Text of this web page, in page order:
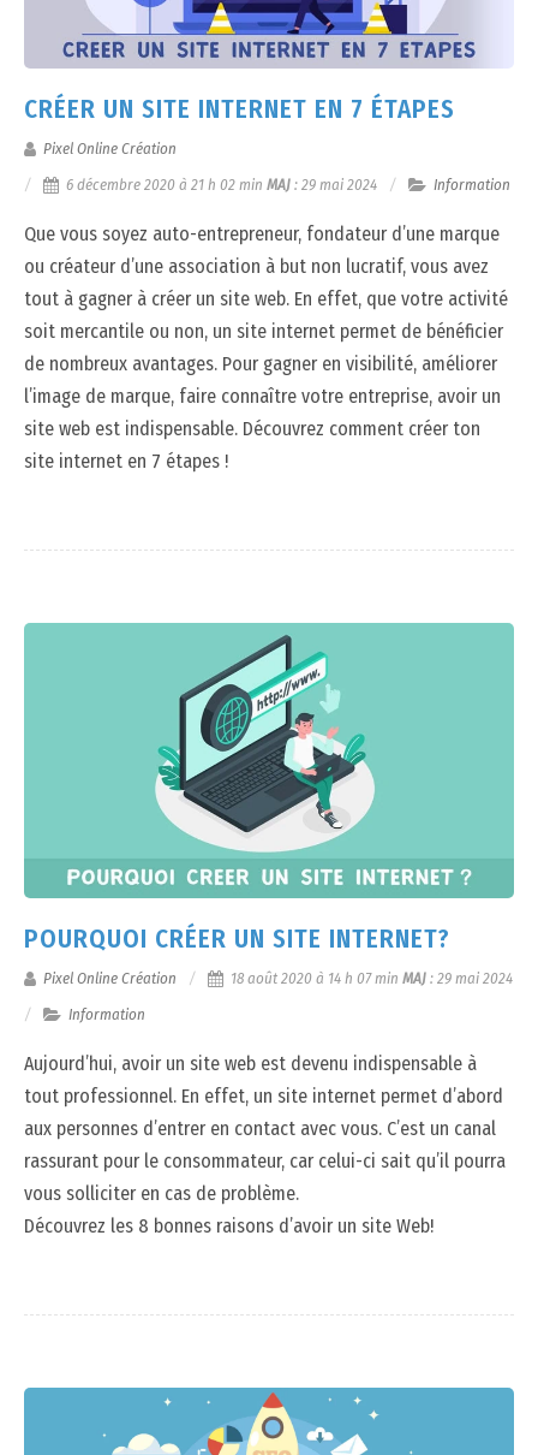
CRÉER UN SITE INTERNET EN 7 ÉTAPES
Pixel Online Création
6 décembre 2020 à 21 h 02 min MAJ : 29 mai 2024 Information
Que vous soyez auto-entrepreneur, fondateur d’une marque
ou créateur d’une association à but non lucratif, vous avez
tout à gagner à créer un site web. En effet, que votre activité
soit mercantile ou non, un site internet permet de bénéficier
de nombreux avantages. Pour gagner en visibilité, améliorer
l’image de marque, faire connaître votre entreprise, avoir un
site web est indispensable. Découvrez comment créer ton
site internet en 7 étapes !
POURQUOI CRÉER UN SITE INTERNET?
Pixel Online Création 18 août 2020 à 14 h 07 min MAJ : 29 mai 2024
Information
Aujourd’hui, avoir un site web est devenu indispensable à
tout professionnel. En effet, un site internet permet d’abord
aux personnes d’entrer en contact avec vous. C’est un canal
rassurant pour le consommateur, car celui-ci sait qu’il pourra
vous solliciter en cas de problème.
Découvrez les 8 bonnes raisons d’avoir un site Web!